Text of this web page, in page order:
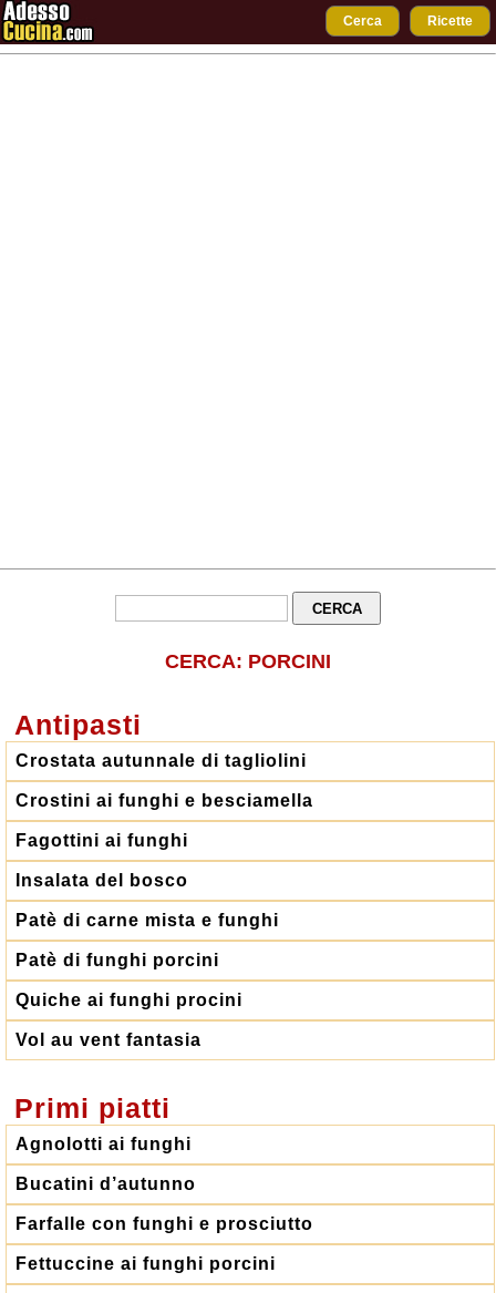
Cerca Ricette
CERCA: PORCINI
Antipasti
Crostata autunnale di tagliolini
Crostini ai funghi e besciamella
Fagottini ai funghi
Insalata del bosco
Patè di carne mista e funghi
Patè di funghi porcini
Quiche ai funghi procini
Vol au vent fantasia
Primi piatti
Agnolotti ai funghi
Bucatini d’autunno
Farfalle con funghi e prosciutto
Fettuccine ai funghi porcini